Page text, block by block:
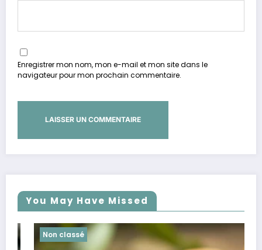
Enregistrer mon nom, mon e-mail et mon site dans le
navigateur pour mon prochain commentaire.
You May Have Missed
Non classé